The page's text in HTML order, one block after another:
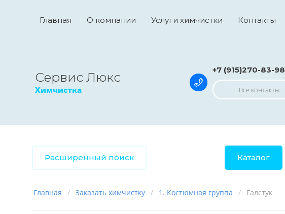
Главная О компании Услуги химчистки Контакты
Сервис Люкс
Химчистка
+7 (915)270-83-98
Все контакты
Расширенный поиск Каталог
Главная / Заказать химчистку / 1. Костюмная группа / Галстук